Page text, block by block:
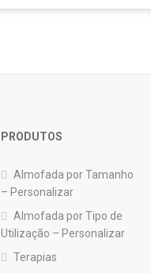
PRODUTOS
Almofada por Tamanho
– Personalizar
Almofada por Tipo de
Utilização – Personalizar
Terapias